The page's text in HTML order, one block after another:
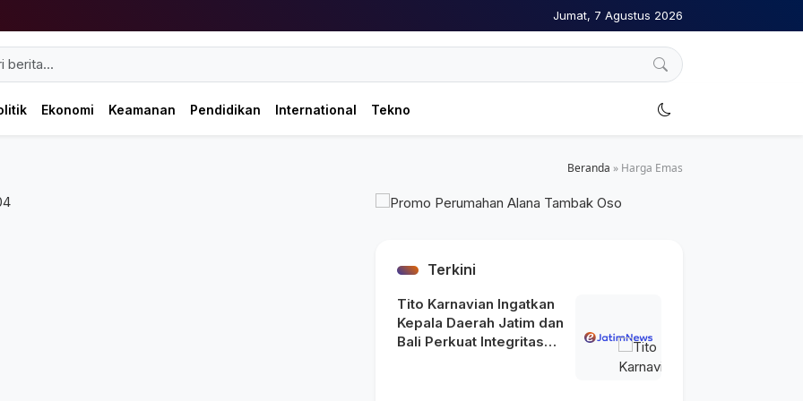
Jumat, 7 Agustus 2026
Ekonomi Keamanan Pendidikan International Tekno
Beranda » Harga Emas
Terkini
Tito Karnavian Ingatkan
Kepala Daerah Jatim dan
Bali Perkuat Integritas